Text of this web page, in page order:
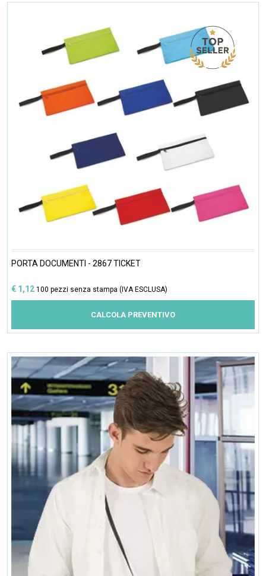
PORTA DOCUMENTI - 2867 TICKET
€ 1,12 100 pezzi senza stampa (IVA ESCLUSA)
CALCOLA PREVENTIVO